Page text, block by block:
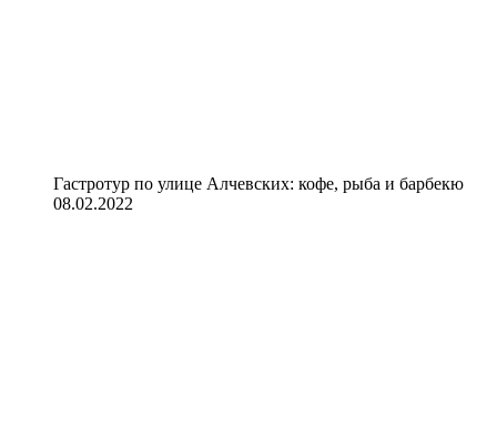
Гастротур по улице Алчевских: кофе, рыба и барбекю
08.02.2022